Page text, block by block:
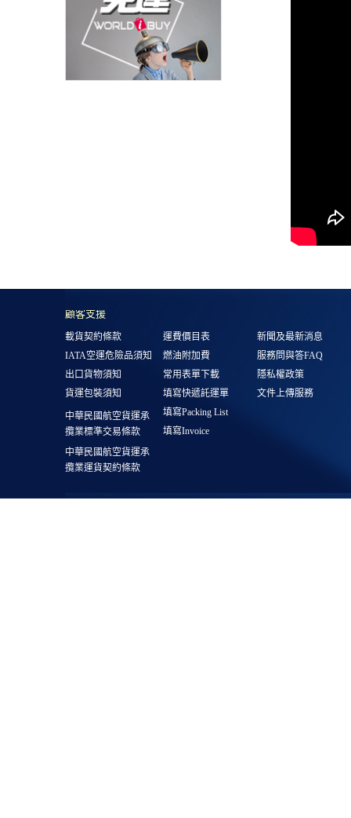
顧客支援
載貨契約條款
IATA空運危險品須知
出口貨物須知
貨運包裝須知
中華民國航空貨運承
攬業標準交易條款
中華民國航空貨運承
攬業運貨契約條款
運費價目表
燃油附加費
常用表單下載
填寫快遞託運單
填寫Packing List
填寫Invoice
新聞及最新消息
服務問與答FAQ
隱私權政策
文件上傳服務